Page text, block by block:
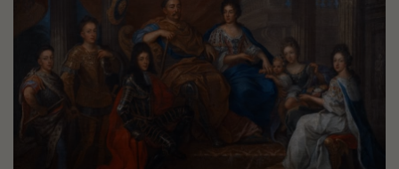
Sobieskiego
Elżbiety
Amalii
von
Pfalz-
Neuburg
Galeria